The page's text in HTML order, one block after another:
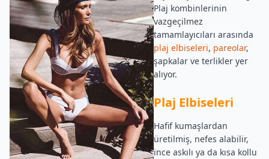
Plaj kombinlerinin
vazgeçilmez
tamamlayıcıları arasında
plaj elbiseleri, pareolar,
şapkalar ve terlikler yer
alıyor.
Plaj Elbiseleri
Hafif kumaşlardan
üretilmiş, nefes alabilir,
ince askılı ya da kısa kollu